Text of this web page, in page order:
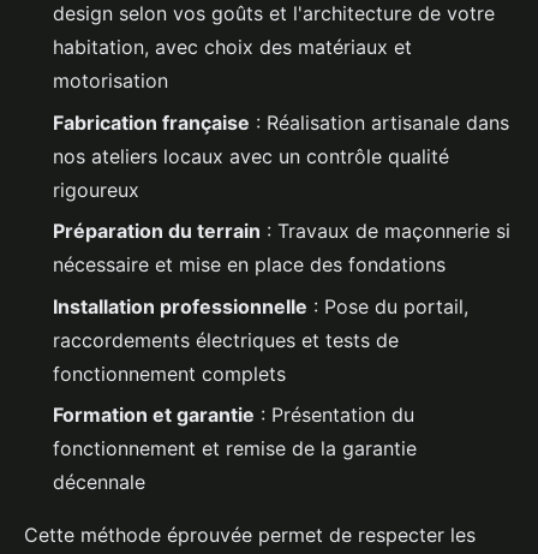
design selon vos goûts et l'architecture de votre
habitation, avec choix des matériaux et
motorisation
Fabrication française : Réalisation artisanale dans
nos ateliers locaux avec un contrôle qualité
rigoureux
Préparation du terrain : Travaux de maçonnerie si
nécessaire et mise en place des fondations
Installation professionnelle : Pose du portail,
raccordements électriques et tests de
fonctionnement complets
Formation et garantie : Présentation du
fonctionnement et remise de la garantie
décennale
Cette méthode éprouvée permet de respecter les